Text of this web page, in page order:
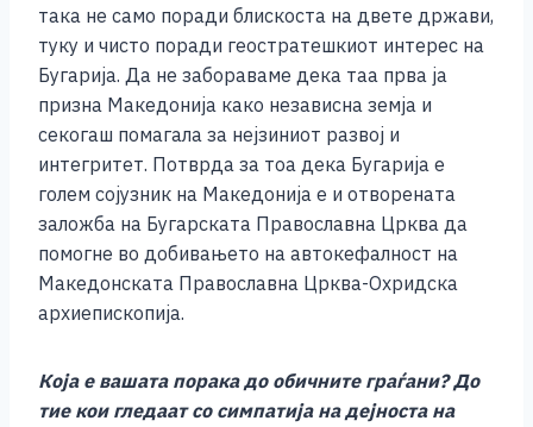
така не само поради блискоста на двете држави,
туку и чисто поради геостратешкиот интерес на
Бугарија. Да не забораваме дека таа прва ја
призна Македонија како независна земја и
секогаш помагала за нејзиниот развој и
интегритет. Потврда за тоа дека Бугарија е
голем сојузник на Македонија е и отворената
заложба на Бугарската Православна Црква да
помогне во добивањето на автокефалност на
Македонската Православна Црква-Охридска
архиепископија.
Која е вашата порака до обичните граѓани? До
тие кои гледаат со симпатија на дејноста на